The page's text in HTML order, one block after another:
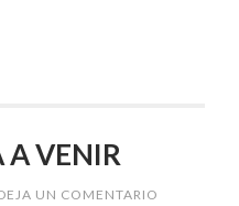
A VENIR
UN COMENTARIO